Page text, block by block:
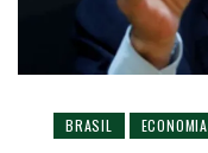
BRASIL ECONOMIA